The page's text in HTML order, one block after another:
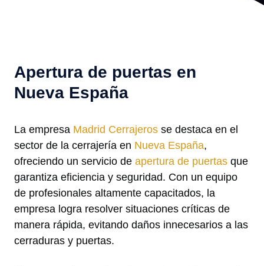
Apertura de puertas en
Nueva España
La empresa Madrid Cerrajeros se destaca en el
sector de la cerrajería en Nueva España,
ofreciendo un servicio de apertura de puertas que
garantiza eficiencia y seguridad. Con un equipo
de profesionales altamente capacitados, la
empresa logra resolver situaciones críticas de
manera rápida, evitando daños innecesarios a las
cerraduras y puertas.